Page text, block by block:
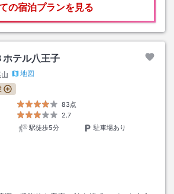
の宿泊プランを見る
ホテル八王子
地図
83点
2.7
駅徒歩5分
駐車場あり